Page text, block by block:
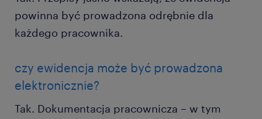
powinna być prowadzona odrębnie dla
każdego pracownika.
czy ewidencja może być prowadzona
elektronicznie?
Tak. Dokumentacja pracownicza – w tym